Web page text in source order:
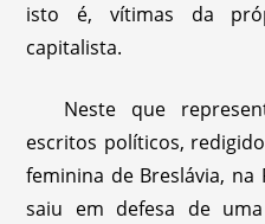
isto é, vítimas da
capitalista.
Neste que
escritos políticos,
feminina de Breslávia, na
saiu em defesa de